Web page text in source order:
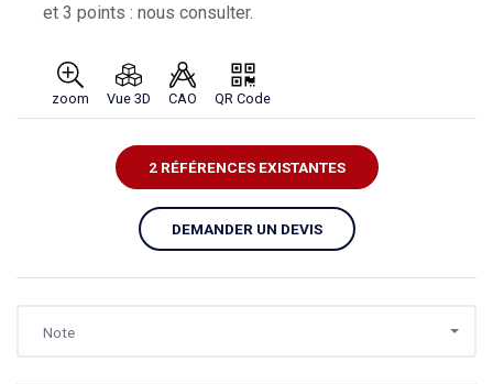
et 3 points : nous consulter.
zoom Vue 3D CAO QR Code
2 RÉFÉRENCES EXISTANTES
DEMANDER UN DEVIS
Note